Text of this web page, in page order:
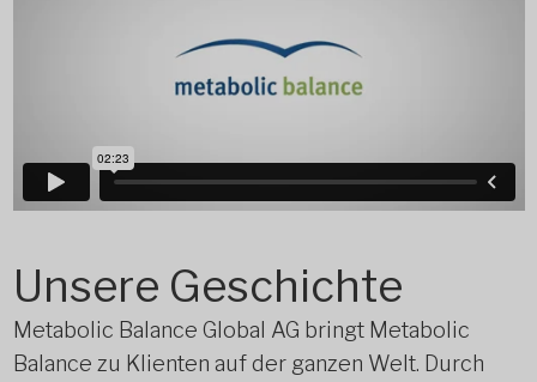
Unsere Geschichte
Metabolic Balance Global AG bringt Metabolic
Balance zu Klienten auf der ganzen Welt. Durch